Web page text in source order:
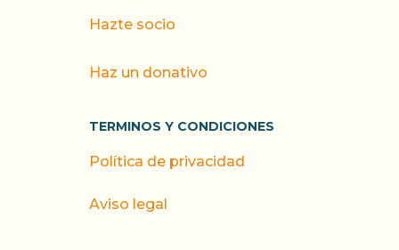
Hazte socio
Haz un donativo
TERMINOS Y CONDICIONES
Política de privacidad
Aviso legal